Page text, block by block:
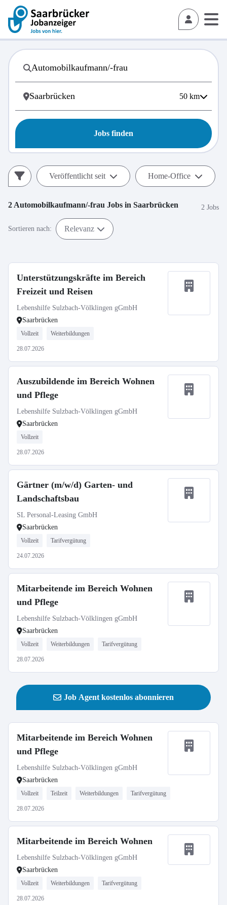
50 km
Jobs finden
Veröffentlicht seit Home-Office
2 Automobilkaufmann/-frau Jobs in Saarbrücken 2 Jobs
Sortieren nach: Relevanz
Unterstützungskräfte im Bereich
Freizeit und Reisen
Lebenshilfe Sulzbach-Völklingen gGmbH
Saarbrücken
Vollzeit Weiterbildungen
28.07.2026
Auszubildende im Bereich Wohnen
und Pflege
Lebenshilfe Sulzbach-Völklingen gGmbH
Saarbrücken
Vollzeit
28.07.2026
Gärtner (m/w/d) Garten- und
Landschaftsbau
SL Personal-Leasing GmbH
Saarbrücken
Vollzeit Tarifvergütung
24.07.2026
Mitarbeitende im Bereich Wohnen
und Pflege
Lebenshilfe Sulzbach-Völklingen gGmbH
Saarbrücken
Vollzeit Weiterbildungen Tarifvergütung
28.07.2026
Job Agent kostenlos abonnieren
Mitarbeitende im Bereich Wohnen
und Pflege
Lebenshilfe Sulzbach-Völklingen gGmbH
Saarbrücken
Vollzeit Teilzeit Weiterbildungen Tarifvergütung
28.07.2026
Mitarbeitende im Bereich Wohnen
Lebenshilfe Sulzbach-Völklingen gGmbH
Saarbrücken
Vollzeit Weiterbildungen Tarifvergütung
28.07.2026